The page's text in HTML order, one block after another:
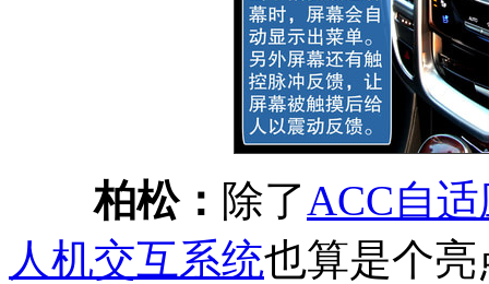
柏松： 除了 ACC自
人机交互系统也算是个